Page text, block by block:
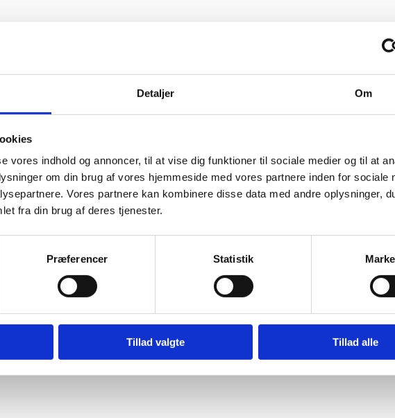
Detaljer Om
vores indhold og annoncer, til at vise dig funktioner til sociale medier og til at
om din brug af vores hjemmeside med vores partnere inden for sociale
Vores partnere kan kombinere disse data med andre oplysninger,
fra din brug af deres tjenester.
Præferencer Statistik
Tillad valgte Tillad alle